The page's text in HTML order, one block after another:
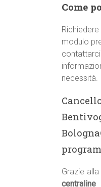
Come
modulo
contattarci
necessità.
Grazie
centraline